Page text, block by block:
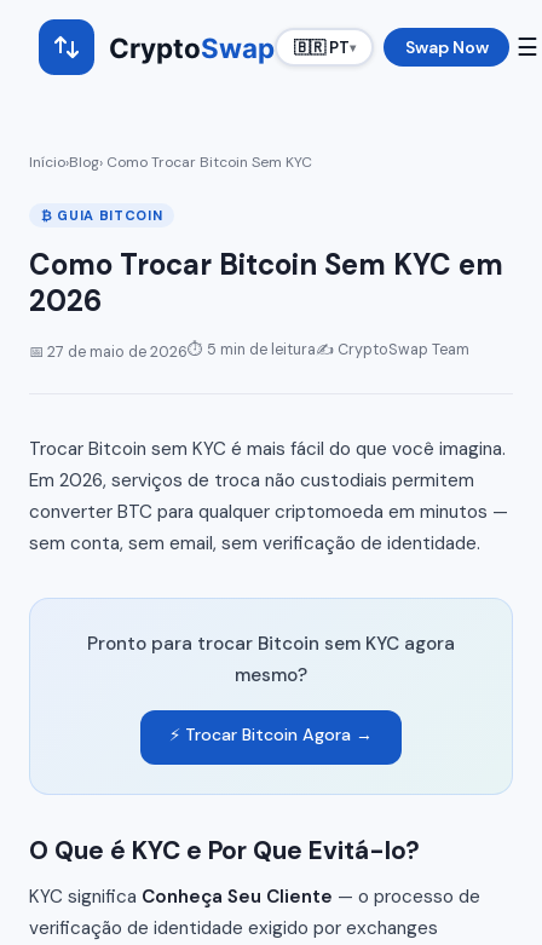
CryptoSwap 🇧🇷 PT▾ Swap Now ☰
Início›Blog› Como Trocar Bitcoin Sem KYC
₿ GUIA BITCOIN
Como Trocar Bitcoin Sem KYC em
2026
📅 27 de maio de 2026⏱ 5 min de leitura✍️ CryptoSwap Team
Trocar Bitcoin sem KYC é mais fácil do que você imagina.
Em 2026, serviços de troca não custodiais permitem
converter BTC para qualquer criptomoeda em minutos —
sem conta, sem email, sem verificação de identidade.
Pronto para trocar Bitcoin sem KYC agora
mesmo?
⚡ Trocar Bitcoin Agora →
O Que é KYC e Por Que Evitá-lo?
KYC significa Conheça Seu Cliente — o processo de
verificação de identidade exigido por exchanges